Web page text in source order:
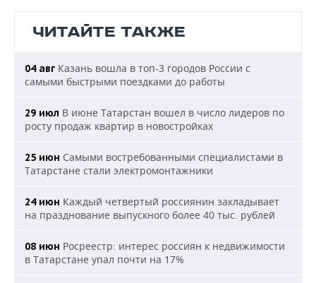
ЧИТАЙТЕ ТАКЖЕ
04 авг Казань вошла в топ-3 городов России с
самыми быстрыми поездками до работы
29 июл В июне Татарстан вошел в число лидеров по
росту продаж квартир в новостройках
25 июн Самыми востребованными специалистами в
Татарстане стали электромонтажники
24 июн Каждый четвертый россиянин закладывает
на празднование выпускного более 40 тыс. рублей
08 июн Росреестр: интерес россиян к недвижимости
в Татарстане упал почти на 17%